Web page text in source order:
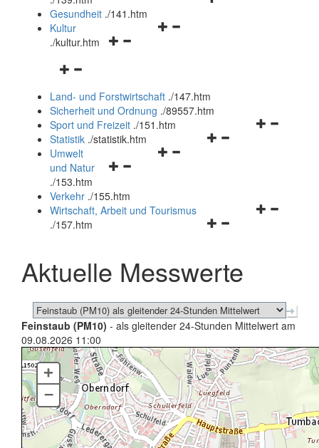
Navigationsmenü
Gesundheit ./141.htm
Navigationsmenü
Kultur
./kultur.htm
Navigationsmenü
und
schließen
Land- und Forstwirtschaft ./147.htm
Sicherheit und Ordnung ./89557.htm
Navigationsmenü
Sport und Freizeit ./151.htm
Navigationsmenü
Statistik ./statistik.htm
Navigationsmenü
und
schließen
Umwelt
und Natur
./153.htm
Verkehr ./155.htm
Navigationsmenü
schließen
Wirtschaft, Arbeit und Tourismus
./157.htm
Aktuelle Messwerte
Feinstaub (PM10) - als gleitender 24-Stunden Mittelwert am
09.08.2026 11:00
+
–